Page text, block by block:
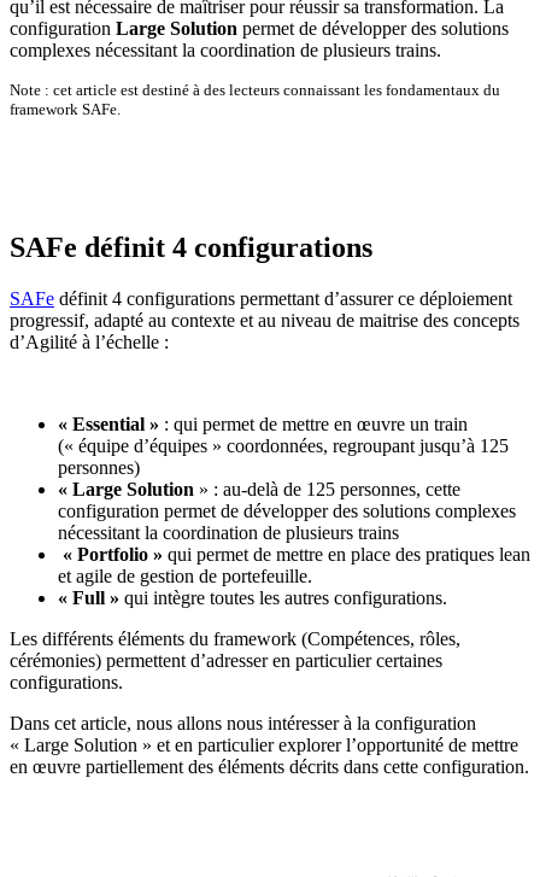
qu’il est nécessaire de maîtriser pour réussir sa transformation. La
configuration Large Solution permet de développer des solutions
complexes nécessitant la coordination de plusieurs trains.
Note : cet article est destiné à des lecteurs connaissant les fondamentaux du
framework SAFe.
SAFe définit 4 configurations
SAFe définit 4 configurations permettant d’assurer ce déploiement
progressif, adapté au contexte et au niveau de maitrise des concepts
d’Agilité à l’échelle :
« Essential » : qui permet de mettre en œuvre un train
(« équipe d’équipes » coordonnées, regroupant jusqu’à 125
personnes)
« Large Solution » : au-delà de 125 personnes, cette
configuration permet de développer des solutions complexes
nécessitant la coordination de plusieurs trains
« Portfolio » qui permet de mettre en place des pratiques lean
et agile de gestion de portefeuille.
« Full » qui intègre toutes les autres configurations.
Les différents éléments du framework (Compétences, rôles,
cérémonies) permettent d’adresser en particulier certaines
configurations.
Dans cet article, nous allons nous intéresser à la configuration
« Large Solution » et en particulier explorer l’opportunité de mettre
en œuvre partiellement des éléments décrits dans cette configuration.